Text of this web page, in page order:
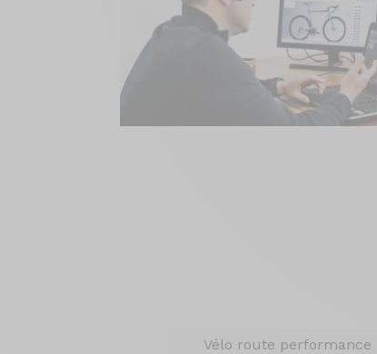
Vélo route performance